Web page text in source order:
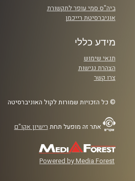
ביה"ס סמי עופר לתקשורת
אוניברסיטת רייכמן
מידע כללי
תנאי שימוש
הצהרת נגישות
צרו קשר
© כל הזכויות שמורות לקול האוניברסיטה
אתר זה מופעל תחת רישיון אקו"ם
Powered by Media Forest